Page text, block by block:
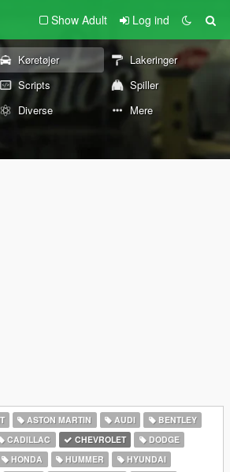
Show Adult Log ind
Køretøjer
Lakeringer
Scripts
Spiller
Diverse Mere
ASTON MARTIN AUDI
BENTLEY
CADILLAC CHEVROLET
DODGE
HONDA HUMMER
HYUNDAI